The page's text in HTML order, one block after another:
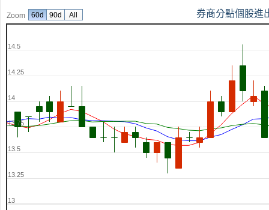
Zoom 券商分點個股進
13
13.25
13.5
13.75
14
14.25
14.5
60d 90d All